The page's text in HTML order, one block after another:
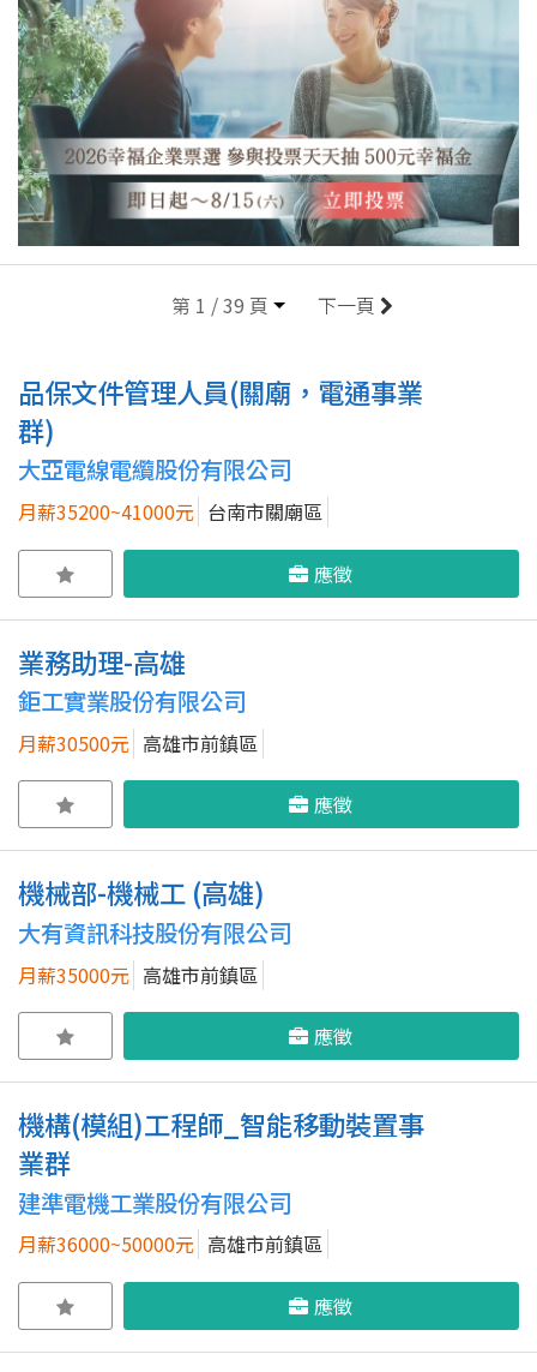
第 1 / 39 頁 下一頁
品保文件管理人員(關廟，電通事業
群)
大亞電線電纜股份有限公司
月薪35200~41000元 台南市關廟區
應徵
業務助理-高雄
鉅工實業股份有限公司
月薪30500元 高雄市前鎮區
應徵
機械部-機械工 (高雄)
大有資訊科技股份有限公司
月薪35000元 高雄市前鎮區
應徵
機構(模組)工程師_智能移動裝置事
業群
建準電機工業股份有限公司
月薪36000~50000元 高雄市前鎮區
應徵